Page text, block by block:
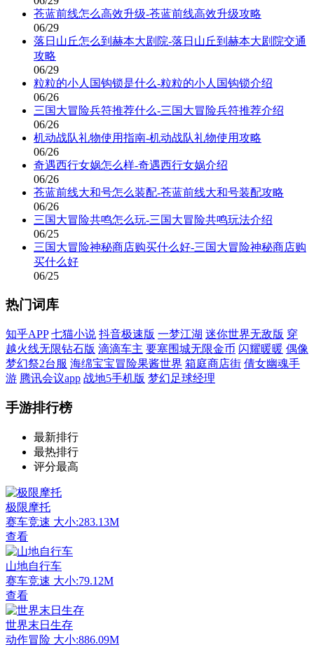
苍蓝前线怎么高效升级-苍蓝前线高效升级攻略
06/29
落日山丘怎么到赫本大剧院-落日山丘到赫本大剧院交通
攻略
06/29
粒粒的小人国钩锁是什么-粒粒的小人国钩锁介绍
06/26
三国大冒险兵符推荐什么-三国大冒险兵符推荐介绍
06/26
机动战队礼物使用指南-机动战队礼物使用攻略
06/26
奇遇西行女娲怎么样-奇遇西行女娲介绍
06/26
苍蓝前线大和号怎么装配-苍蓝前线大和号装配攻略
06/26
三国大冒险共鸣怎么玩-三国大冒险共鸣玩法介绍
06/25
三国大冒险神秘商店购买什么好-三国大冒险神秘商店购
买什么好
06/25
热门词库
知乎APP 七猫小说 抖音极速版 一梦江湖 迷你世界无敌版 穿
越火线无限钻石版 滴滴车主 要塞围城无限金币 闪耀暖暖 偶像
梦幻祭2台服 海绵宝宝冒险果酱世界 箱庭商店街 倩女幽魂手
游 腾讯会议app 战地5手机版 梦幻足球经理
手游排行榜
最新排行
最热排行
评分最高
极限摩托
赛车竞速 大小:283.13M
查看
山地自行车
赛车竞速 大小:79.12M
查看
世界末日生存
动作冒险 大小:886.09M